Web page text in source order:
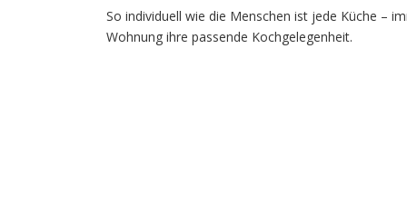
So individuell wie die Menschen ist jede Küche –
Wohnung ihre passende Kochgelegenheit.